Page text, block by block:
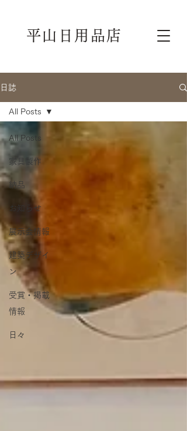
平山日用品店
日誌
All Posts
家具製作
納品
お知らせ
展示会情報
建築デザイ
ン
受賞・掲載
情報
日々
All Posts